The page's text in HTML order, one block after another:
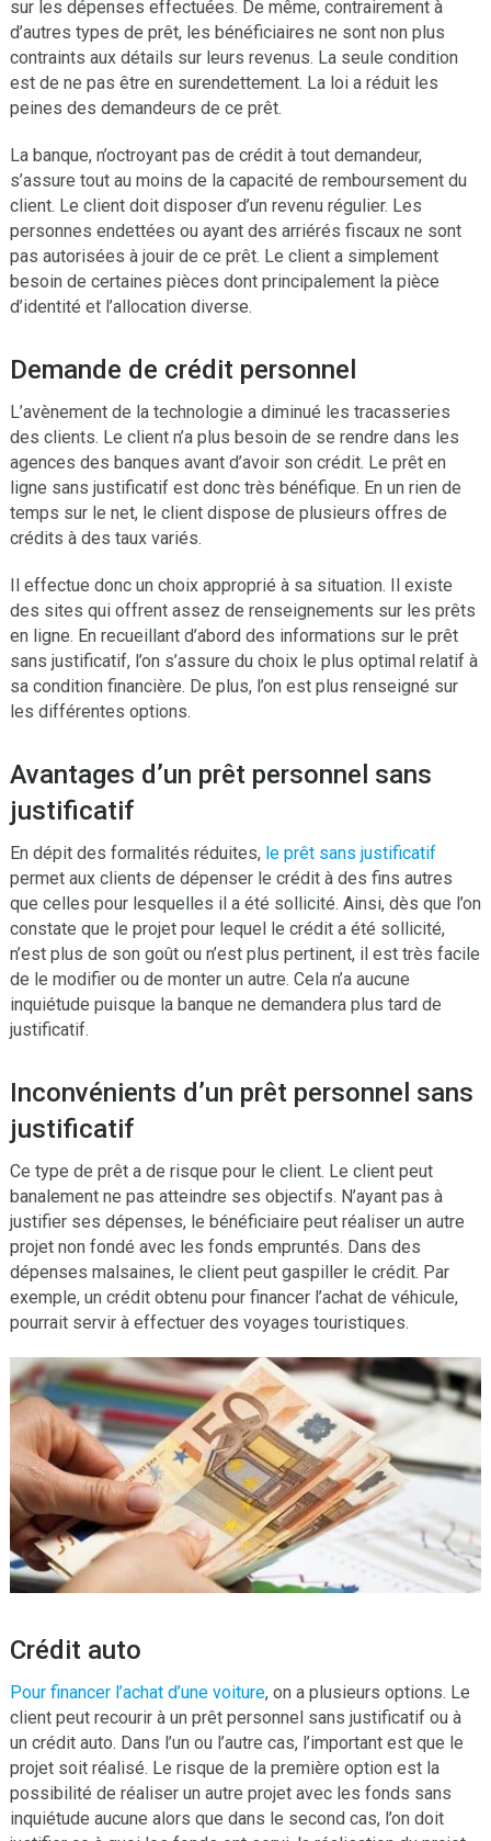
sur les dépenses effectuées. De même, contrairement à
d’autres types de prêt, les bénéficiaires ne sont non plus
contraints aux détails sur leurs revenus. La seule condition
est de ne pas être en surendettement. La loi a réduit les
peines des demandeurs de ce prêt.
La banque, n’octroyant pas de crédit à tout demandeur,
s’assure tout au moins de la capacité de remboursement du
client. Le client doit disposer d’un revenu régulier. Les
personnes endettées ou ayant des arriérés fiscaux ne sont
pas autorisées à jouir de ce prêt. Le client a simplement
besoin de certaines pièces dont principalement la pièce
d’identité et l’allocation diverse.
Demande de crédit personnel
L’avènement de la technologie a diminué les tracasseries
des clients. Le client n’a plus besoin de se rendre dans les
agences des banques avant d’avoir son crédit. Le prêt en
ligne sans justificatif est donc très bénéfique. En un rien de
temps sur le net, le client dispose de plusieurs offres de
crédits à des taux variés.
Il effectue donc un choix approprié à sa situation. Il existe
des sites qui offrent assez de renseignements sur les prêts
en ligne. En recueillant d’abord des informations sur le prêt
sans justificatif, l’on s’assure du choix le plus optimal relatif à
sa condition financière. De plus, l’on est plus renseigné sur
les différentes options.
Avantages d’un prêt personnel sans
justificatif
En dépit des formalités réduites, le prêt sans justificatif
permet aux clients de dépenser le crédit à des fins autres
que celles pour lesquelles il a été sollicité. Ainsi, dès que l’on
constate que le projet pour lequel le crédit a été sollicité,
n’est plus de son goût ou n’est plus pertinent, il est très facile
de le modifier ou de monter un autre. Cela n’a aucune
inquiétude puisque la banque ne demandera plus tard de
justificatif.
Inconvénients d’un prêt personnel sans
justificatif
Ce type de prêt a de risque pour le client. Le client peut
banalement ne pas atteindre ses objectifs. N’ayant pas à
justifier ses dépenses, le bénéficiaire peut réaliser un autre
projet non fondé avec les fonds empruntés. Dans des
dépenses malsaines, le client peut gaspiller le crédit. Par
exemple, un crédit obtenu pour financer l’achat de véhicule,
pourrait servir à effectuer des voyages touristiques.
Crédit auto
Pour financer l’achat d’une voiture, on a plusieurs options. Le
client peut recourir à un prêt personnel sans justificatif ou à
un crédit auto. Dans l’un ou l’autre cas, l’important est que le
projet soit réalisé. Le risque de la première option est la
possibilité de réaliser un autre projet avec les fonds sans
inquiétude aucune alors que dans le second cas, l’on doit